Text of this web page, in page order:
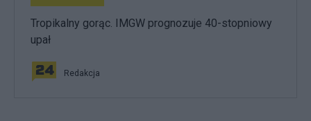
Tropikalny gorąc. IMGW prognozuje 40-stopniowy
upał
Redakcja